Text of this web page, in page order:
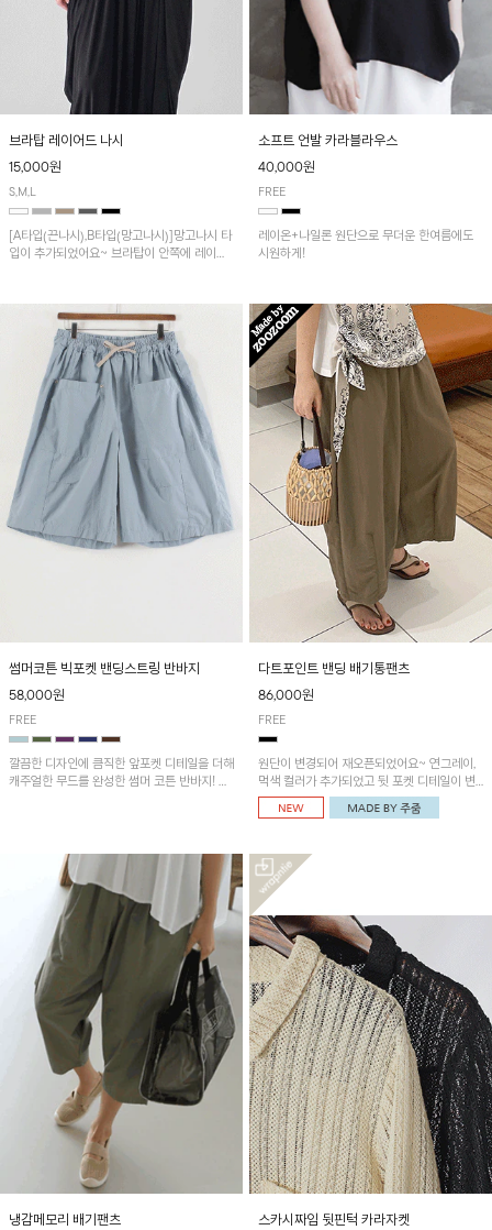
브라탑 레이어드 나시
15,000원
S,M,L
[A타입(끈나시),B타입(망고나시)]망고나시 타
입이 추가되었어요~ 브라탑이 안쪽에 레이어
소프트 언발 카라블라우스
40,000원
FREE
레이온+나일론 원단으로 무더운 한여름에도
시원하게!
썸머코튼 빅포켓 밴딩스트링 반바지
58,000원
FREE
깔끔한 디자인에 큼직한 앞포켓 디테일을 더해
캐주얼한 무드를 완성한 썸머 코튼 반바지! 허
다트포인트 밴딩 배기통팬츠
86,000원
FREE
원단이 변경되어 재오픈되었어요~ 연그레이,
먹색 컬러가 추가되었고 뒷 포켓 디테일이 변
경되었습니다~가볍고 시원하게 착용되는 배
기통팬츠! 허리밴딩과 여유로운 통으로 편안해
냉감메모리 배기팬츠
스카시짜임 뒷핀턱 카라자켓